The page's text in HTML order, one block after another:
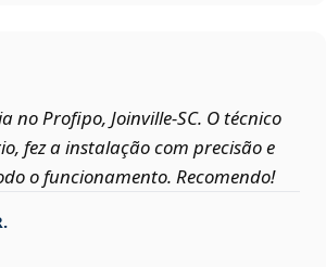
no Profipo, Joinville‑SC. O técnico
fez a instalação com precisão e
o funcionamento. Recomendo!